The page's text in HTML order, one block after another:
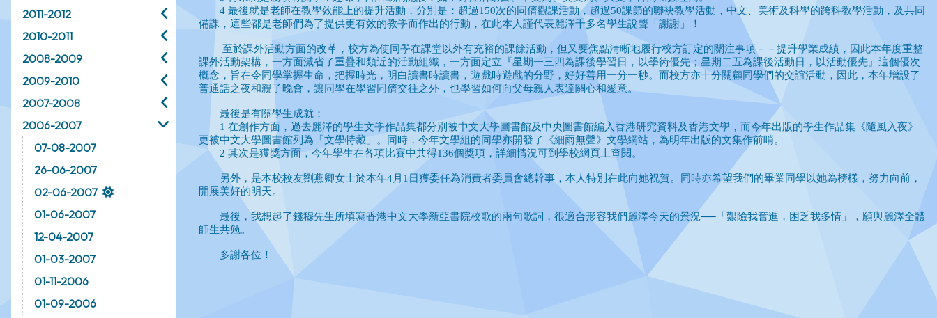
2011-2012
2010-2011
2008-2009
2009-2010
2007-2008
2006-2007
07-08-2007
26-06-2007
02-06-2007
01-06-2007
12-04-2007
01-03-2007
01-11-2006
01-09-2006